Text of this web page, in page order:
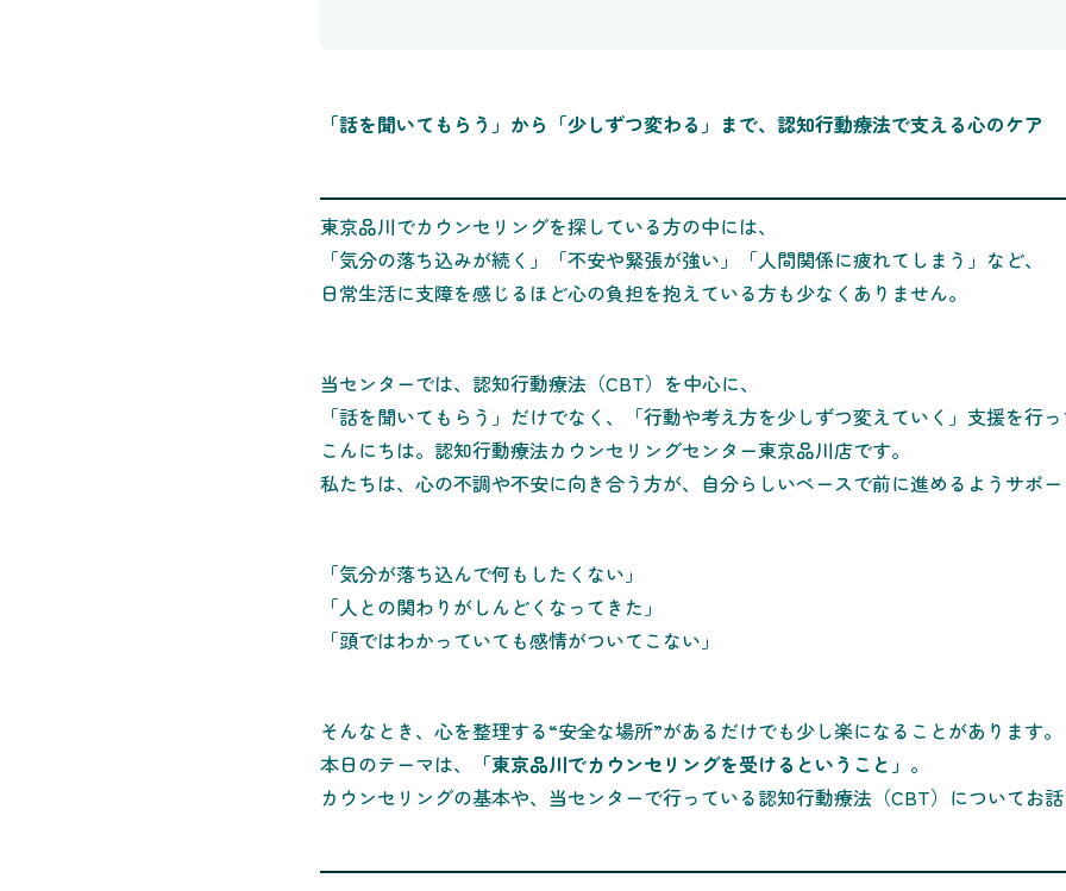
「話を聞いてもらう」から「少しずつ変わる」まで、認知行動療法で支える心のケア
東京品川でカウンセリングを探している方の中には、
「気分の落ち込みが続く」「不安や緊張が強い」「人間関係に疲れてしまう」など、
日常生活に支障を感じるほど心の負担を抱えている方も少なくありません。
当センターでは、認知行動療法（CBT）を中心に、
「話を聞いてもらう」だけでなく、「行動や考え方を少しずつ変えていく」支援を行
こんにちは。認知行動療法カウンセリングセンター東京品川店です。
私たちは、心の不調や不安に向き合う方が、自分らしいペースで前に進めるようサポ
「気分が落ち込んで何もしたくない」
「人との関わりがしんどくなってきた」
「頭ではわかっていても感情がついてこない」
そんなとき、心を整理する“安全な場所”があるだけでも少し楽になることがあります。
本日のテーマは、
「東京品川でカウンセリングを受けるということ」 。
カウンセリングの基本や、当センターで行っている認知行動療法（CBT）についてお